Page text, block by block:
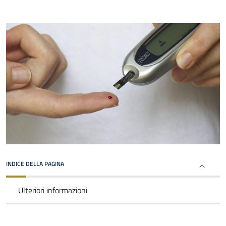
INDICE DELLA PAGINA
Ulteriori informazioni